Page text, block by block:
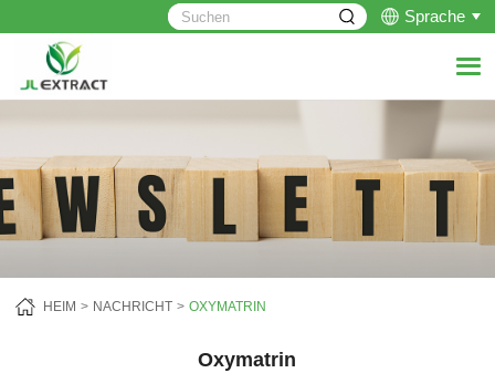
Sprache
HEIM NACHRICHT OXYMATRIN
Oxymatrin